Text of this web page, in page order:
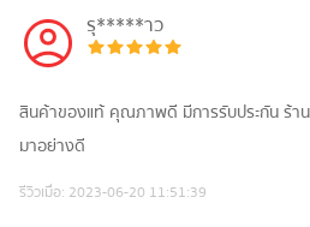
รุ*****าว
สินค้าของแท้ คุณภาพดี มีการรับประกัน ร้า
มาอย่างดี
รีวิวเมื่อ: 2023-06-20 11:51:39